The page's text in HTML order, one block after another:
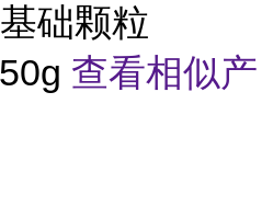
础颗粒
查看相似产